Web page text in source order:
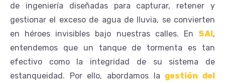
de ingeniería diseñadas para capturar, retener y
gestionar el exceso de agua de lluvia, se convierten
en héroes invisibles bajo nuestras calles. En SAI,
entendemos que un tanque de tormenta es tan
efectivo como la integridad de su sistema de
estanqueidad. Por ello, abordamos lagestión del